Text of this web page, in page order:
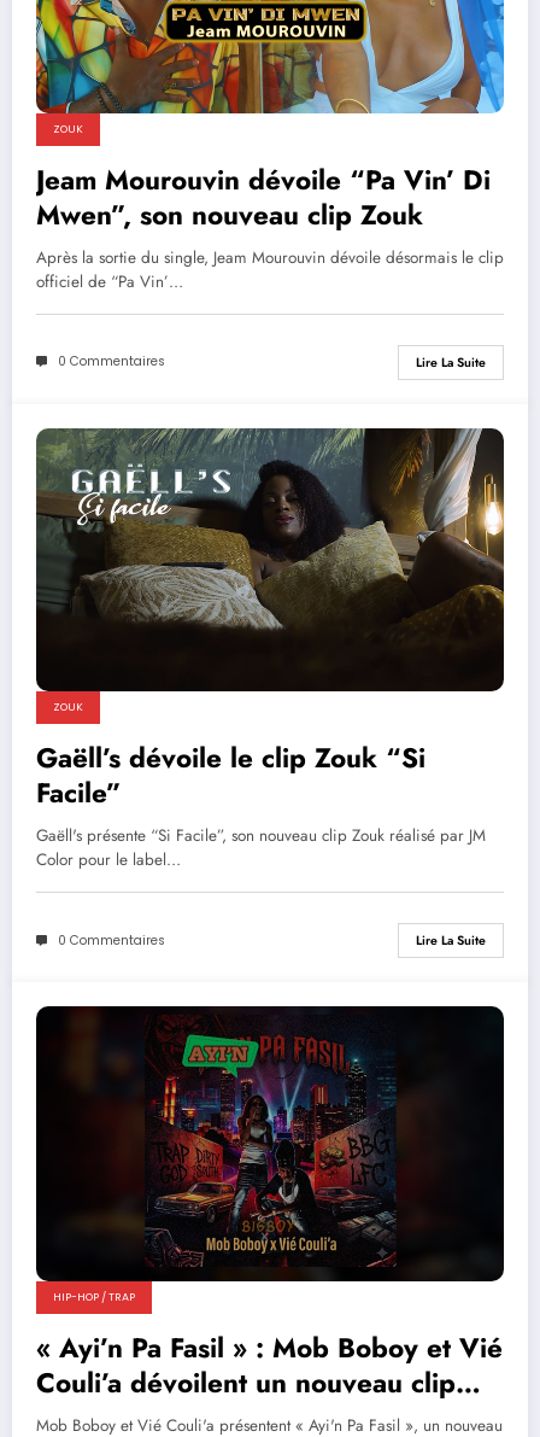
ZOUK
Jeam Mourouvin dévoile “Pa Vin’ Di
Mwen”, son nouveau clip Zouk
Après la sortie du single, Jeam Mourouvin dévoile désormais le clip
officiel de “Pa Vin’…
0 Commentaires Lire La Suite
ZOUK
Gaëll’s dévoile le clip Zouk “Si
Facile”
Gaëll's présente “Si Facile”, son nouveau clip Zouk réalisé par JM
Color pour le label…
0 Commentaires Lire La Suite
HIP-HOP / TRAP
« Ayi’n Pa Fasil » : Mob Boboy et Vié
Couli’a dévoilent un nouveau clip
percutant
Mob Boboy et Vié Couli'a présentent « Ayi'n Pa Fasil », un nouveau